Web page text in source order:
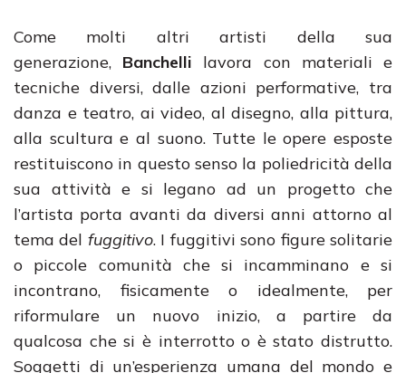
Come molti altri artisti della sua
generazione, Banchelli lavora con materiali e
tecniche diversi, dalle azioni performative, tra
danza e teatro, ai video, al disegno, alla pittura,
alla scultura e al suono. Tutte le opere esposte
restituiscono in questo senso la poliedricità della
sua attività e si legano ad un progetto che
l’artista porta avanti da diversi anni attorno al
tema del fuggitivo. I fuggitivi sono figure solitarie
o piccole comunità che si incamminano e si
incontrano, fisicamente o idealmente, per
riformulare un nuovo inizio, a partire da
qualcosa che si è interrotto o è stato distrutto.
Soggetti di un’esperienza umana del mondo e